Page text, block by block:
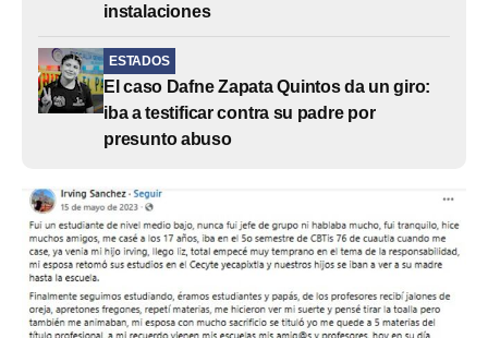
instalaciones
ESTADOS
El caso Dafne Zapata Quintos da un giro:
iba a testificar contra su padre por
presunto abuso